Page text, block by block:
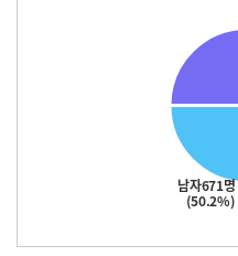
남자671명
(50.2%)